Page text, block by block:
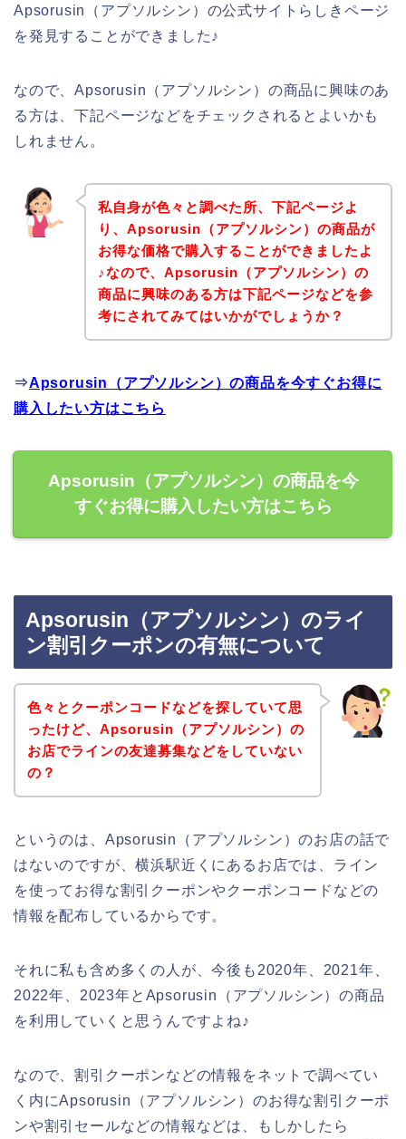
Apsorusin（アプソルシン）の公式サイトらしきページ
を発見することができました♪
なので、Apsorusin（アプソルシン）の商品に興味のあ
る方は、下記ページなどをチェックされるとよいかも
しれません。
私自身が色々と調べた所、下記ページよ
り、Apsorusin（アプソルシン）の商品が
お得な価格で購入することができましたよ
♪なので、Apsorusin（アプソルシン）の
商品に興味のある方は下記ページなどを参
考にされてみてはいかがでしょうか？
⇒Apsorusin（アプソルシン）の商品を今すぐお得に
購入したい方はこちら
Apsorusin（アプソルシン）の商品を今
すぐお得に購入したい方はこちら
Apsorusin（アプソルシン）のライ
ン割引クーポンの有無について
色々とクーポンコードなどを探していて思
ったけど、Apsorusin（アプソルシン）の
お店でラインの友達募集などをしていない
の？
というのは、Apsorusin（アプソルシン）のお店の話で
はないのですが、横浜駅近くにあるお店では、ライン
を使ってお得な割引クーポンやクーポンコードなどの
情報を配布しているからです。
それに私も含め多くの人が、今後も2020年、2021年、
2022年、2023年とApsorusin（アプソルシン）の商品
を利用していくと思うんですよね♪
なので、割引クーポンなどの情報をネットで調べてい
く内にApsorusin（アプソルシン）のお得な割引クーポ
ンや割引セールなどの情報などは、もしかしたら